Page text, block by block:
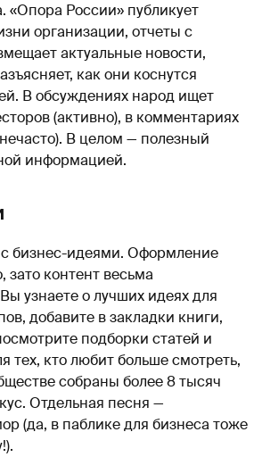
«Опора России» публикует
организации, отчеты с
актуальные новости,
как они коснутся
В обсуждениях народ ищет
(активно), в комментариях
В целом — полезный
информацией.
бизнес-идеями. Оформление
зато контент весьма
узнаете о лучших идеях для
добавите в закладки книги,
подборки статей и
тех, кто любит больше смотреть,
собраны более 8 тысяч
Отдельная песня —
(да, в паблике для бизнеса тоже